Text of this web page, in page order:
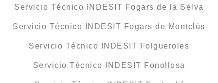
Servicio Técnico INDESIT Fogars de la Selva
Servicio Técnico INDESIT Fogars de Montclús
Servicio Técnico INDESIT Folgueroles
Servicio Técnico INDESIT Fonollosa